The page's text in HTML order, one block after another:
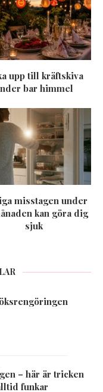
upp till kräftskiva
bar himmel
misstagen under
kan göra dig
sjuk
– här är tricken
funkar